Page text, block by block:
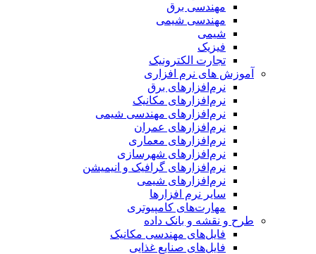
مهندسی برق
مهندسی شیمی
شیمی
فیزیک
تجارت الکترونیک
آموزش های نرم افزاری
نرم‌افزارهای برق
نرم‌افزارهای مکانیک
نرم‌افزارهای مهندسی شیمی
نرم‌افزارهای عمران
نرم‌افزارهای معماری
نرم‌افزارهای شهرسازی
نرم‌افزارهای گرافیک و انیمیشن
نرم‌افزارهای شیمی
سایر نرم افزارها
مهارت‌های کامپیوتری
طرح و نقشه و بانک داده
فایل‌های مهندسی مکانیک
فایل‌های صنایع غذایی